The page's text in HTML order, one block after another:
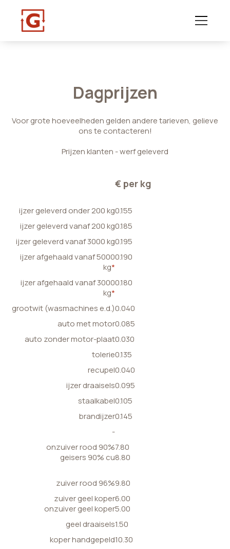
Dagprijzen
Voor grote hoeveelheden gelden andere tarieven, gelieve
ons te contacteren!
Prijzen klanten - werf geleverd
€ per kg
ijzer geleverd onder 200 kg0.155
ijzer geleverd vanaf 200 kg0.185
ijzer geleverd vanaf 3000 kg0.195
ijzer afgehaald vanaf 5000
kg*
0.190
ijzer afgehaald vanaf 3000
kg*
0.180
grootwit (wasmachines e.d.)0.040
auto met motor0.085
auto zonder motor-plaat0.030
tolerie0.135
recupel0.040
ijzer draaisels0.095
staalkabel0.105
brandijzer0.145
-
onzuiver rood 90%
geisers 90% cu
7.80
8.80
zuiver rood 96%9.80
zuiver geel koper
onzuiver geel koper
6.00
5.00
geel draaisels1.50
koper handgepeld10.30